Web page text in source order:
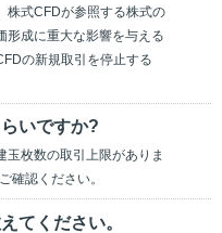
株式CFDが参照する株式の
形成に重大な影響を与える
の新規取引を停止する
いですか?
枚数の取引上限がありま
確認ください。
てください。